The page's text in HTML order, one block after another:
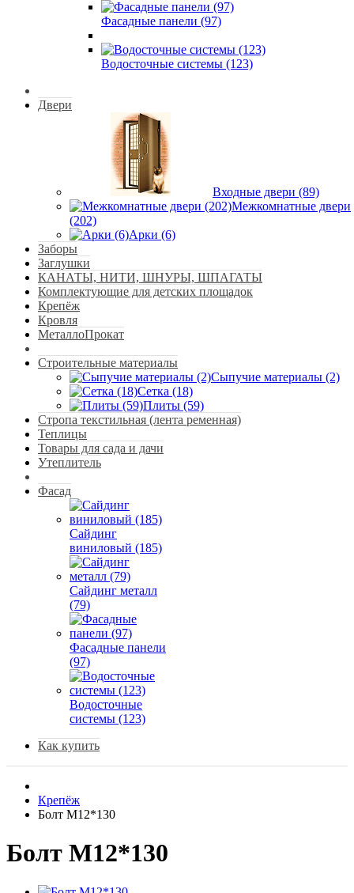
Фасадные панели (97)
Водосточные системы (123)
Двери
Входные двери (89)
Межкомнатные двери
(202)
Арки (6)
Заборы
Заглушки
КАНАТЫ, НИТИ, ШНУРЫ, ШПАГАТЫ
Комплектующие для детских площадок
Крепёж
Кровля
МеталлоПрокат
Строительные материалы
Сыпучие материалы (2)
Сетка (18)
Плиты (59)
Стропа текстильная (лента ременная)
Теплицы
Товары для сада и дачи
Утеплитель
Фасад
Сайдинг
виниловый (185)
Сайдинг металл
(79)
Фасадные панели
(97)
Водосточные
системы (123)
Как купить
Крепёж
Болт М12*130
Болт М12*130